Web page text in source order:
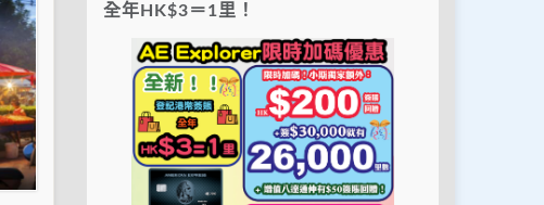
全年HK$3＝1里！